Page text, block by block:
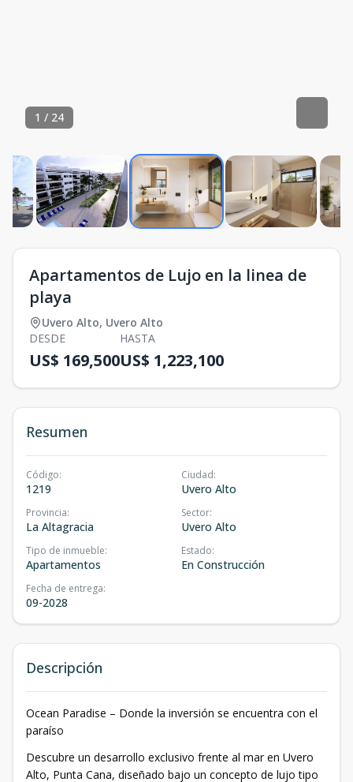
1 / 24
Apartamentos de Lujo en la linea de
playa
Uvero Alto, Uvero Alto
DESDE
US$ 169,500
HASTA
US$ 1,223,100
Resumen
Código:
1219
Ciudad:
Uvero Alto
Provincia:
La Altagracia
Sector:
Uvero Alto
Tipo de inmueble:
Apartamentos
Estado:
En Construcción
Fecha de entrega:
09-2028
Descripción
Ocean Paradise – Donde la inversión se encuentra con el
paraíso
Descubre un desarrollo exclusivo frente al mar en Uvero
Alto, Punta Cana, diseñado bajo un concepto de lujo tipo